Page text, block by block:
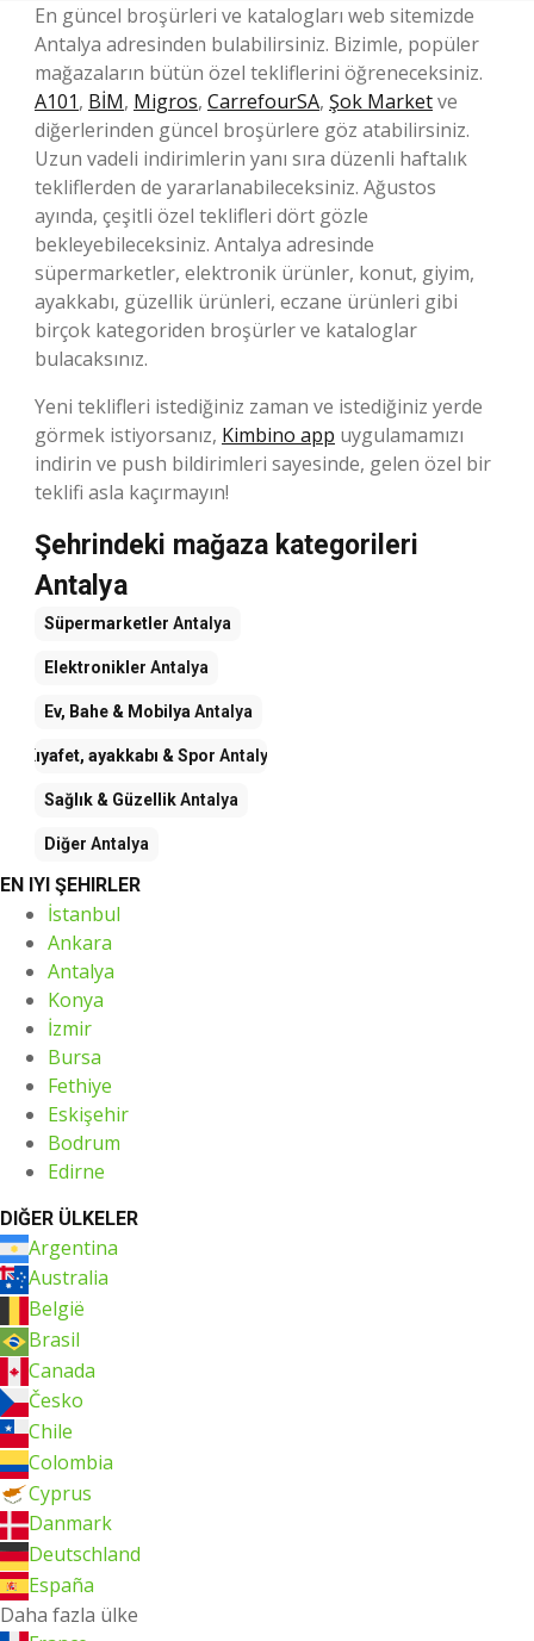
En güncel broşürleri ve katalogları web sitemizde
Antalya adresinden bulabilirsiniz. Bizimle, popüler
mağazaların bütün özel tekliflerini öğreneceksiniz.
A101, BİM, Migros, CarrefourSA, Şok Marketve
diğerlerinden güncel broşürlere göz atabilirsiniz.
Uzun vadeli indirimlerin yanı sıra düzenli haftalık
tekliflerden de yararlanabileceksiniz. Ağustos
ayında, çeşitli özel teklifleri dört gözle
bekleyebileceksiniz. Antalya adresinde
süpermarketler, elektronik ürünler, konut, giyim,
ayakkabı, güzellik ürünleri, eczane ürünleri gibi
birçok kategoriden broşürler ve kataloglar
bulacaksınız.
Yeni teklifleri istediğiniz zaman ve istediğiniz yerde
görmek istiyorsanız, Kimbino app uygulamamızı
indirin ve push bildirimleri sayesinde, gelen özel bir
teklifi asla kaçırmayın!
Şehrindeki mağaza kategorileri
Antalya
Süpermarketler Antalya
Elektronikler Antalya
Ev, Bahe & Mobilya Antalya
Kıyafet, ayakkabı & Spor Antalya
Sağlık & GüzellikAntalya
Diğer Antalya
EN IYI ŞEHIRLER
İstanbul
Ankara
Antalya
Konya
İzmir
Bursa
Fethiye
Eskişehir
Bodrum
Edirne
DIĞER ÜLKELER
Argentina
Australia
België
Brasil
Canada
Česko
Chile
Colombia
Cyprus
Danmark
Deutschland
España
Daha fazla ülke